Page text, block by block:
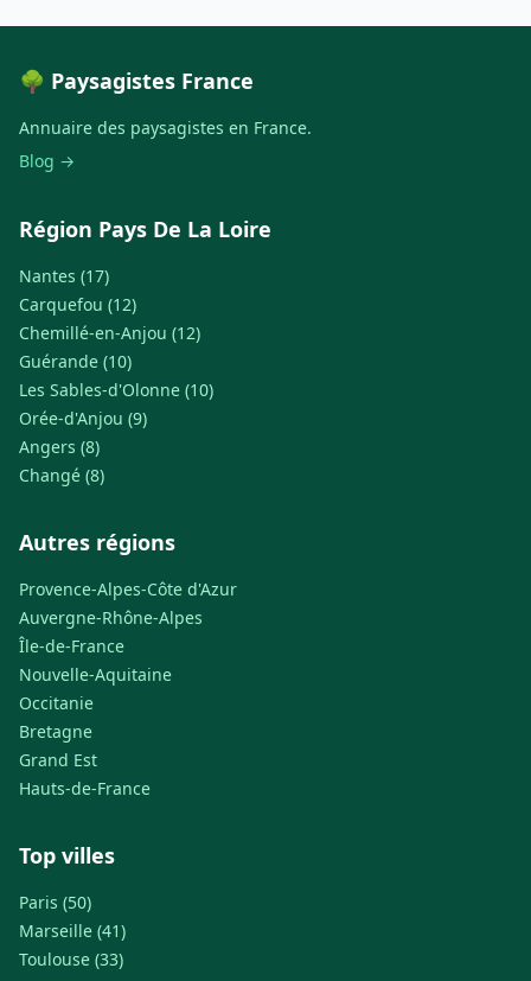
🌳 Paysagistes France
Annuaire des paysagistes en France.
Blog →
Région Pays De La Loire
Nantes (17)
Carquefou (12)
Chemillé-en-Anjou (12)
Guérande (10)
Les Sables-d'Olonne (10)
Orée-d'Anjou (9)
Angers (8)
Changé (8)
Autres régions
Provence-Alpes-Côte d'Azur
Auvergne-Rhône-Alpes
Île-de-France
Nouvelle-Aquitaine
Occitanie
Bretagne
Grand Est
Hauts-de-France
Top villes
Paris (50)
Marseille (41)
Toulouse (33)